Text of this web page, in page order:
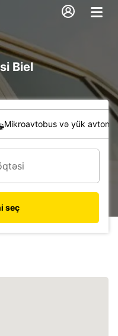
Biel
Mikroavtobus və yük
seç